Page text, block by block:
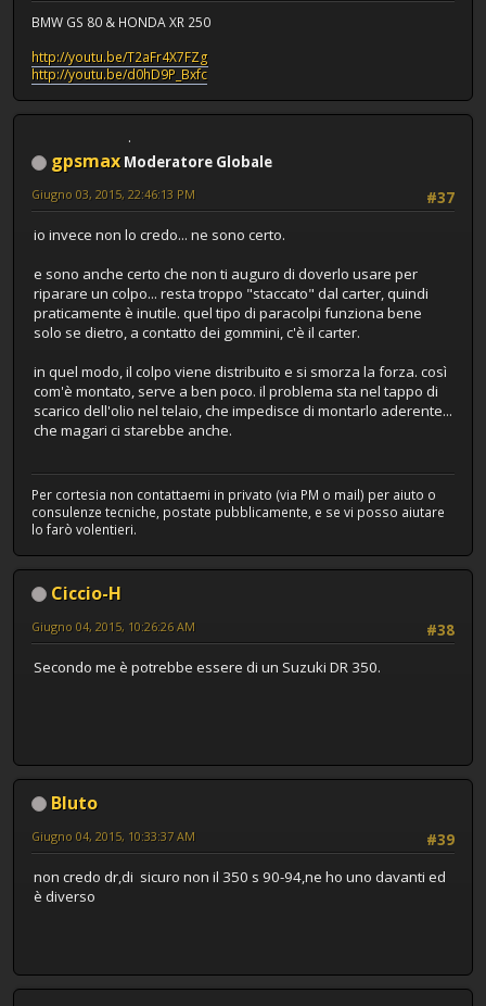
BMW GS 80 & HONDA XR 250
http://youtu.be/T2aFr4X7FZg
http://youtu.be/d0hD9P_Bxfc
gpsmax Moderatore Globale
#37
Giugno 03, 2015, 22:46:13 PM
io invece non lo credo... ne sono certo.
e sono anche certo che non ti auguro di doverlo usare per
riparare un colpo... resta troppo "staccato" dal carter, quindi
praticamente è inutile. quel tipo di paracolpi funziona bene
solo se dietro, a contatto dei gommini, c'è il carter.
in quel modo, il colpo viene distribuito e si smorza la forza. così
com'è montato, serve a ben poco. il problema sta nel tappo di
scarico dell'olio nel telaio, che impedisce di montarlo aderente...
che magari ci starebbe anche.
Per cortesia non contattaemi in privato (via PM o mail) per aiuto o
consulenze tecniche, postate pubblicamente, e se vi posso aiutare
lo farò volentieri.
Ciccio-H
#38
Giugno 04, 2015, 10:26:26 AM
Secondo me è potrebbe essere di un Suzuki DR 350.
Bluto
#39
Giugno 04, 2015, 10:33:37 AM
non credo dr,di sicuro non il 350 s 90-94,ne ho uno davanti ed
è diverso